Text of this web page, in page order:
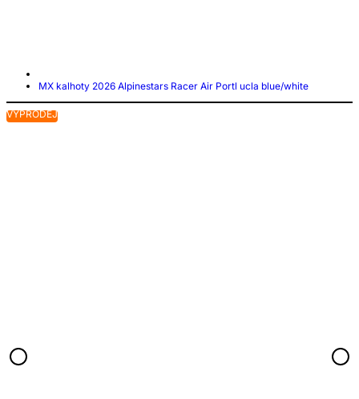
MX kalhoty 2026 Alpinestars Racer Air Portl ucla blue/white
VÝPRODEJ